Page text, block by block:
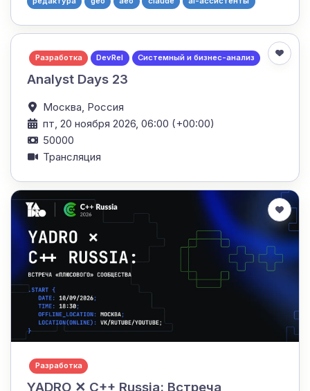
Разработка DevRel Системный и бизнес-анализ
Analyst Days 23
Москва, Россия
пт, 20 ноября 2026, 06:00 (+00:00)
50000
Трансляция
Разработка
YADRO ✕ C++ Russia: Встреча